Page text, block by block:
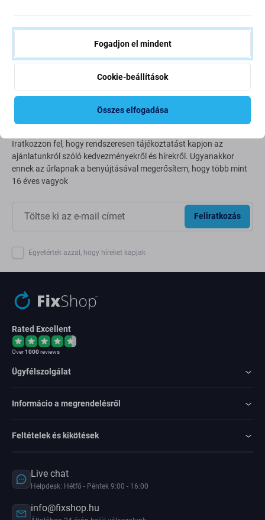
csökkentése érdekében.
Newsletter Fix
Iratkozzon fel, hogy rendszeresen tájékoztatást kapjon az
ajánlatunkról szóló kedvezményekről és hírekről. Ugyanakkor
ennek az űrlapnak a benyújtásával megerősítem, hogy több mint
16 éves vagyok
Feliratkozás
Egyetértek azzal, hogy híreket kapjak
Rated Excellent
Over1000reviews
Ügyfélszolgálat
Informácio a megrendelésről
Feltételek és kikötések
Live chat
Helpdesk: Hétfő - Péntek 9:00 - 16:00
info@fixshop.hu
Fogadjon el mindent
Cookie-beállítások
Összes elfogadása